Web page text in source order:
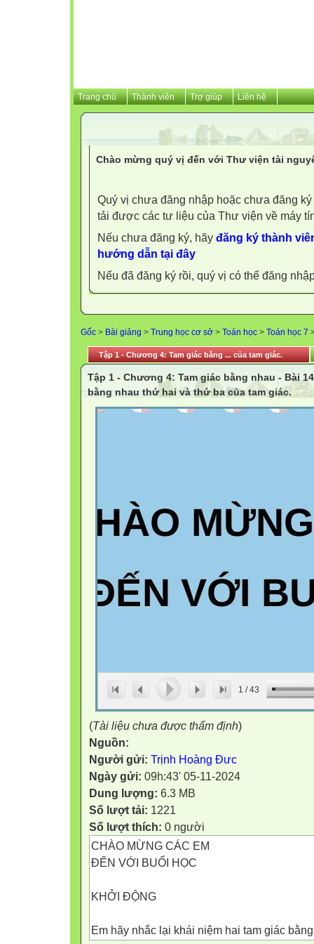
Trang chủ Thành viên Trợ giúp Liên hệ
Chào mừng quý vị đến với Thư viện tài
Quý vị chưa đăng nhập hoặc chưa đăng
tải được các tư liệu của Thư viện về máy
Nếu chưa đăng ký, hãy đăng ký thành
hướng dẫn tại đây
Nếu đã đăng ký rồi, quý vị có thể đăng
Gốc > Bài giảng > Trung học cơ sở > Toán học > Toán học 7
Tập 1 - Chương 4: Tam giác bằng ... của tam giác.
Tập 1 - Chương 4: Tam giác bằng nhau - Bài
bằng nhau thứ hai và thứ ba của tam giác.
1 /43
(Tài liệu chưa được thẩm định)
Nguồn:
Người gửi: Trịnh Hoàng Đưc
Ngày gửi: 09h:43' 05-11-2024
Dung lượng: 6.3 MB
Số lượt tải: 1221
Số lượt thích: 0 người
CHÀO MỪNG CÁC EM
ĐẾN VỚI BUỔI HỌC
KHỞI ĐỘNG
Em hãy nhắc lại khái niệm hai tam giác